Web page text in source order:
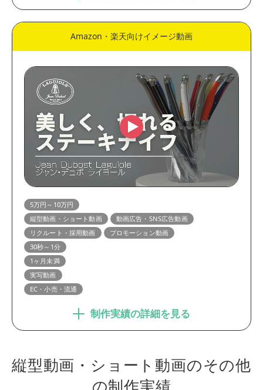
Amazon・楽天向けイメージ動画
5万円～10万円
縦型動画・ショート動画
動画広告・SNS広告動画
リクルート・採用動画
プロモーション動画
30秒～1分
1ヶ月未満
実写動画
EC・小売・流通
制作実績の詳細を見る
縦型動画・ショート動画のその他